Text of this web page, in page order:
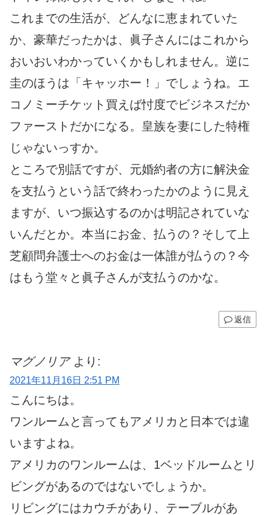
これまでの生活が、どんなに恵まれていた
か、豪華だったかは、眞子さんにはこれから
おいおいわかっていくかもしれません。逆に
圭のほうは「キャッホー！」でしょうね。エ
コノミーチケット買えば忖度でビジネスだか
ファーストだかになる。皇族を妻にした特権
じゃないっすか。
ところで別話ですが、元婚約者の方に解決金
を支払うという話で終わったかのように見え
ますが、いつ振込するのかは明記されていな
いんだとか。本当にお金、払うの？そして上
芝顧問弁護士へのお金は一体誰が払うの？今
はもう堂々と眞子さんが支払うのかな。
返信
マグノリア より:
2021年11月16日 2:51 PM
こんにちは。
ワンルームと言ってもアメリカと日本では違
いますよね。
アメリカのワンルームは、1ベッドルームとリ
ビングがあるのではないでしょうか。
リビングにはカウチがあり、テーブルがあ